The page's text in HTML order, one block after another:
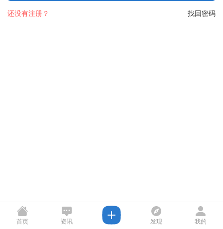
找回密码
还没有注册？
首页 资讯 发现 我的